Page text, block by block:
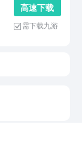
高 速 下 载
需下载九游